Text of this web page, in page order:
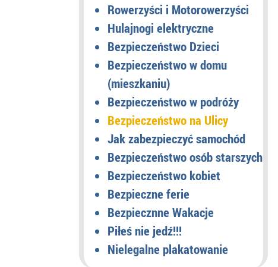
Rowerzyści i Motorowerzyści
Hulajnogi elektryczne
Bezpieczeństwo Dzieci
Bezpieczeństwo w domu
(mieszkaniu)
Bezpieczeństwo w podróży
Bezpieczeństwo na Ulicy
Jak zabezpieczyć samochód
Bezpieczeństwo osób starszych
Bezpieczeństwo kobiet
Bezpieczne ferie
Bezpiecznne Wakacje
Piłeś nie jedź!!!
Nielegalne plakatowanie